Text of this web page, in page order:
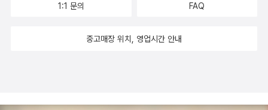
1:1 문의 FAQ
중고매장 위치, 영업시간 안내